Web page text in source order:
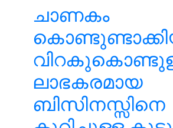
ചാണകം
ലാഭകരമായ
ബിസിനസ്സിനെ